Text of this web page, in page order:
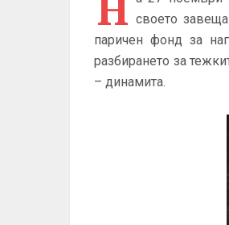
своето
паричен фонд за
разбирането за
– динамита.